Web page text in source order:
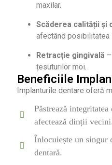
maxilar.
Scăderea calității și
afectând posibilitatea
Retracție gingivală
țesuturilor moi.
Beneficiile
Implanturile dentare oferă
Păstrează
afectează dinții vecini.
Înlocuiește un singur
dentară.